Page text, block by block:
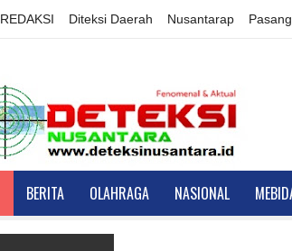
REDAKSI Diteksi Daerah Nusantarap
BERITA OLAHRAGA NASIONAL